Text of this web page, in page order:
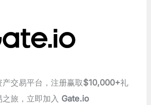
交易平台，注册赢取$10,000+礼
旅，立即加入 Gate.io